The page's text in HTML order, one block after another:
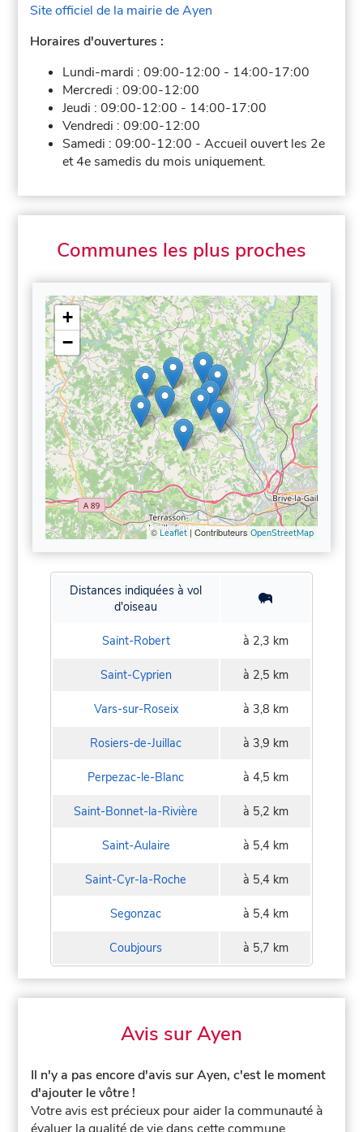
Site officiel de la mairie de Ayen
Horaires d'ouvertures :
Lundi-mardi :09:00-12:00 - 14:00-17:00
Mercredi :09:00-12:00
Jeudi :09:00-12:00 - 14:00-17:00
Vendredi :09:00-12:00
Samedi :09:00-12:00 -Accueil ouvert les 2e
et 4e samedis du mois uniquement.
Communes les plus proches
+
−
©Leaflet| Contributeurs OpenStreetMap
Distances indiquées à vol
d'oiseau
Saint-Robert à 2,3 km
Saint-Cyprien à 2,5 km
Vars-sur-Roseix à 3,8 km
Rosiers-de-Juillac à 3,9 km
Perpezac-le-Blanc à 4,5 km
Saint-Bonnet-la-Rivière à 5,2 km
Saint-Aulaire à 5,4 km
Saint-Cyr-la-Roche à 5,4 km
Segonzac à 5,4 km
Coubjours à 5,7 km
Avis sur Ayen
Il n'y a pas encore d'avis sur Ayen, c'est le moment
d'ajouter le vôtre !
Votre avis est précieux pour aider la communauté à